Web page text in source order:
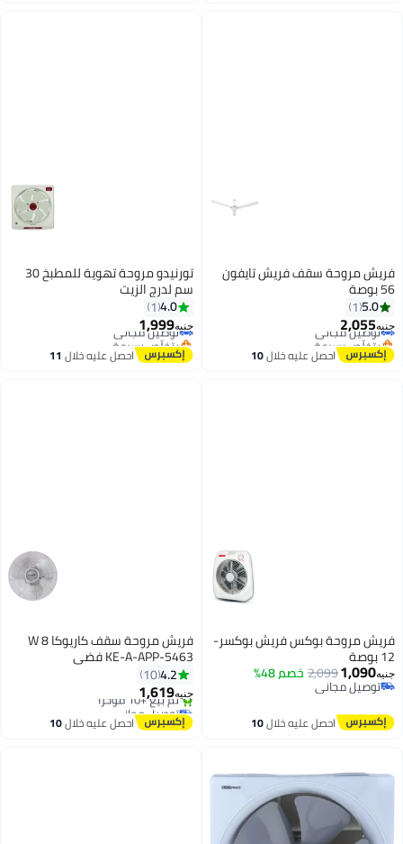
فريش مروحة سقف فريش تايفون
56 بوصة
5.0
1
جنيه2,055
توصيل مجاني
بتخلّص بسرعة
توصيل مجانياحصل عليه خلال10
اغسطس
تورنيدو مروحة تهوية للمطبخ 30
سم لدرج الزيت
4.0
1
جنيه1,999
توصيل مجاني
بتخلّص بسرعة
توصيل مجانياحصل عليه خلال 11
اغسطس
فريش مروحة بوكس فريش بوكسر-
12 بوصة
جنيه1,090
2,099خصم 48%
توصيل مجاني
احصل عليه خلال10
فريش مروحة سقف كاريوكا 8 W
KE-A-APP-5463 فضي
4.2
10
جنيه1,619
توصيل مجاني
بتخلّص بسرعة
تم بيع +10 مؤخرًا
احصل عليه خلال10